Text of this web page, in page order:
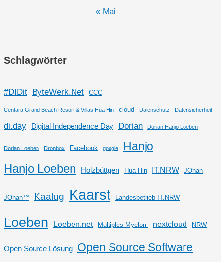
« Mai
Schlagwörter
#DIDit ByteWerk.Net CCC
Centara Grand Beach Resort & Villas Hua Hin cloud Datenschutz Datensicherheit
di.day Digital Independence Day Dorian Dorian Hanjo Loeben
Dorian Loeben Dropbox Facebook google
Hanjo
Hanjo Loeben
Holzbüttgen Hua Hin IT.NRW JOhan
JOhan™ Kaalug Kaarst Landesbetrieb IT.NRW
Loeben Loeben.net Multiples Myelom nextcloud NRW
Open Source Lösung Open Source Software